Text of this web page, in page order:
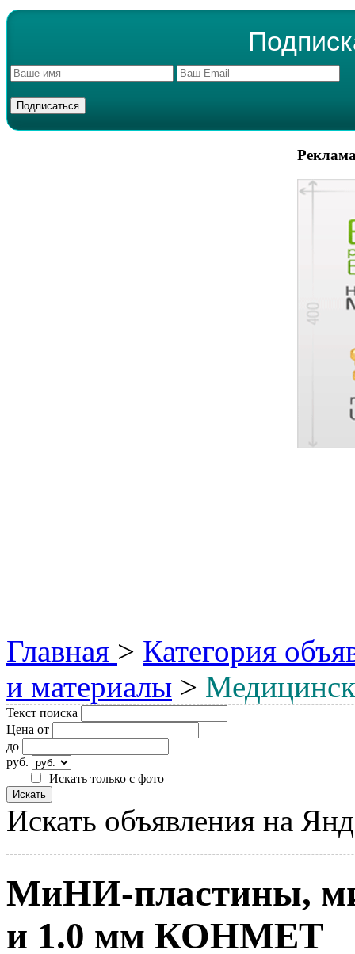
Главная > Категория
и материалы >
Текст поиска
Цена от
до
руб.
Искать только с фото
Искать объявления на
МиНИ-пластины,
и 1.0 мм КОНМЕТ